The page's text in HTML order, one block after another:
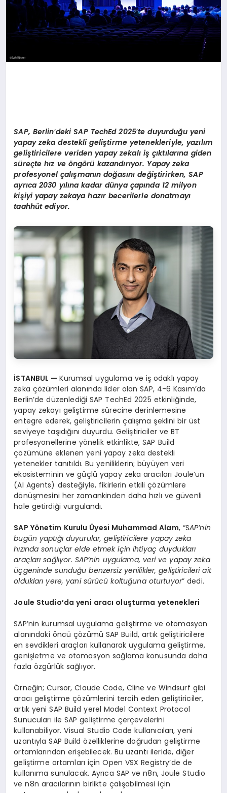
SAP, Berlin’deki SAP TechEd 2025’te duyurduğu yeni
yapay zeka destekli geliştirme yetenekleriyle, yazılım
geliştiricilere veriden yapay zekalı iş çıktılarına giden
süreçte hız ve öngörü kazandırıyor. Yapay zeka
profesyonel çalışmanın doğasını değiştirirken, SAP
ayrıca 2030 yılına kadar dünya çapında 12 milyon
kişiyi yapay zekaya hazır becerilerle donatmayı
taahhüt ediyor.
İSTANBUL —Kurumsal uygulama ve iş odaklı yapay
zeka çözümleri alanında lider olan SAP, 4-6 Kasım’da
Berlin’de düzenlediği SAP TechEd 2025 etkinliğinde,
yapay zekayı geliştirme sürecine derinlemesine
entegre ederek, geliştiricilerin çalışma şeklini bir üst
seviyeye taşıdığını duyurdu. Geliştiriciler ve BT
profesyonellerine yönelik etkinlikte, SAP Build
çözümüne eklenen yeni yapay zeka destekli
yetenekler tanıtıldı. Bu yeniliklerin; büyüyen veri
ekosisteminin ve güçlü yapay zeka aracıları Joule’un
(AI Agents) desteğiyle, fikirlerin etkili çözümlere
dönüşmesini her zamankinden daha hızlı ve güvenli
hale getirdiği vurgulandı.
SAP Yönetim Kurulu Üyesi Muhammad Alam, “SAP’nin
bugün yaptığı duyurular, geliştiricilere yapay zeka
hızında sonuçlar elde etmek için ihtiyaç duydukları
araçları sağlıyor. SAP’nin uygulama, veri ve yapay zeka
üçgeninde sunduğu benzersiz yenilikler, geliştiricileri ait
oldukları yere, yani sürücü koltuğuna oturtuyor” dedi.
Joule Studio’da yeni aracı oluşturma yetenekleri
SAP’nin kurumsal uygulama geliştirme ve otomasyon
alanındaki öncü çözümü SAP Build, artık geliştiricilere
en sevdikleri araçları kullanarak uygulama geliştirme,
genişletme ve otomasyon sağlama konusunda daha
fazla özgürlük sağlıyor.
Örneğin; Cursor, Claude Code, Cline ve Windsurf gibi
aracı geliştirme çözümlerini tercih eden geliştiriciler,
artık yeni SAP Build yerel Model Context Protocol
Sunucuları ile SAP geliştirme çerçevelerini
kullanabiliyor. Visual Studio Code kullanıcıları, yeni
uzantıyla SAP Build özelliklerine doğrudan geliştirme
ortamlarından erişebilecek. Bu uzantı ileride, diğer
geliştirme ortamları için Open VSX Registry’de de
kullanıma sunulacak. Ayrıca SAP ve n8n, Joule Studio
ve n8n aracılarının birlikte çalışabilmesi için